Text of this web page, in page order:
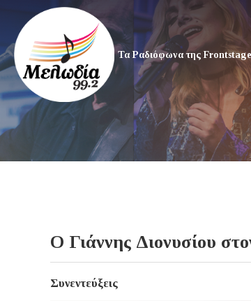
Τα Ραδιόφωνα της Frontstage
Ο Γιάννης Διονυσίου
Συνεντεύξεις